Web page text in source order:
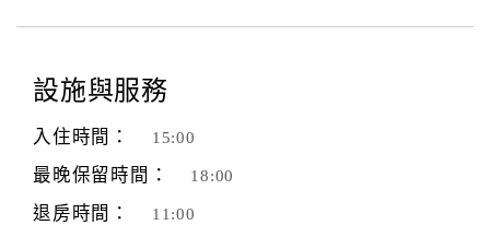
設施與服務
入住時間： 15:00
最晚保留時間： 18:00
退房時間： 11:00